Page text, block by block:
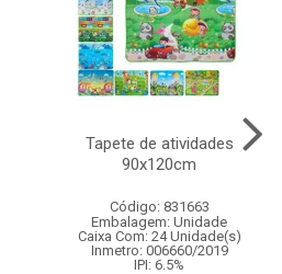
Tapete de atividades
90x120cm
Código: 831663
Embalagem: Unidade
Caixa Com: 24 Unidade(s)
Inmetro: 006660/2019
IPI: 6.5%